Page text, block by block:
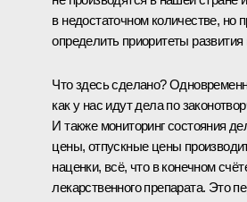
в недостаточном количестве, но
определить приоритеты
Что здесь сделано?
как у нас идут дела по
И также мониторинг состояния
цены, отпускные цены
наценки, всё, что в конечном
лекарственного препарата. Это